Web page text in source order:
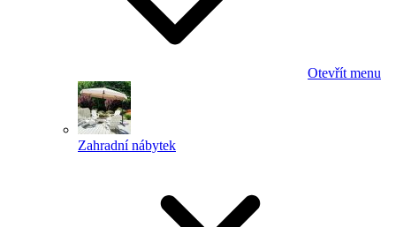
Otevřít menu
Zahradní nábytek